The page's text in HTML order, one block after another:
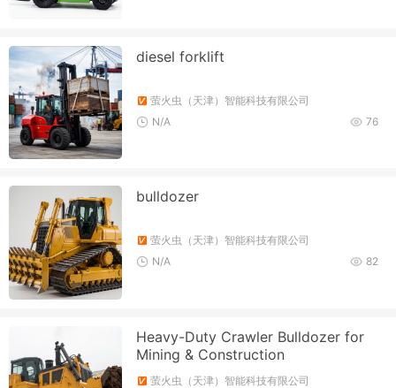
diesel forklift
萤火虫（天津）智能科技有限公司
76
N/A
bulldozer
萤火虫（天津）智能科技有限公司
82
N/A
Heavy-Duty Crawler Bulldozer for
Mining & Construction
萤火虫（天津）智能科技有限公司